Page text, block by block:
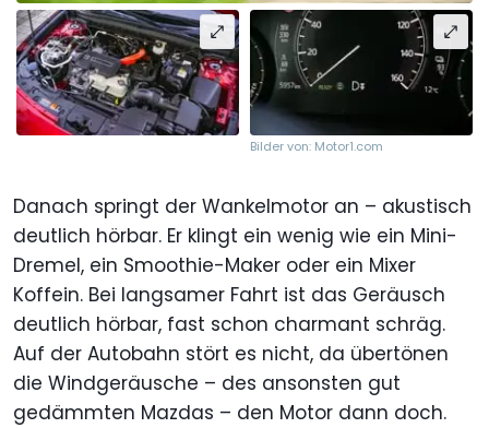
Bilder von: Motor1.com
Danach springt der Wankelmotor an – akustisch
deutlich hörbar. Er klingt ein wenig wie ein Mini-
Dremel, ein Smoothie-Maker oder ein Mixer
Koffein. Bei langsamer Fahrt ist das Geräusch
deutlich hörbar, fast schon charmant schräg.
Auf der Autobahn stört es nicht, da übertönen
die Windgeräusche – des ansonsten gut
gedämmten Mazdas – den Motor dann doch.